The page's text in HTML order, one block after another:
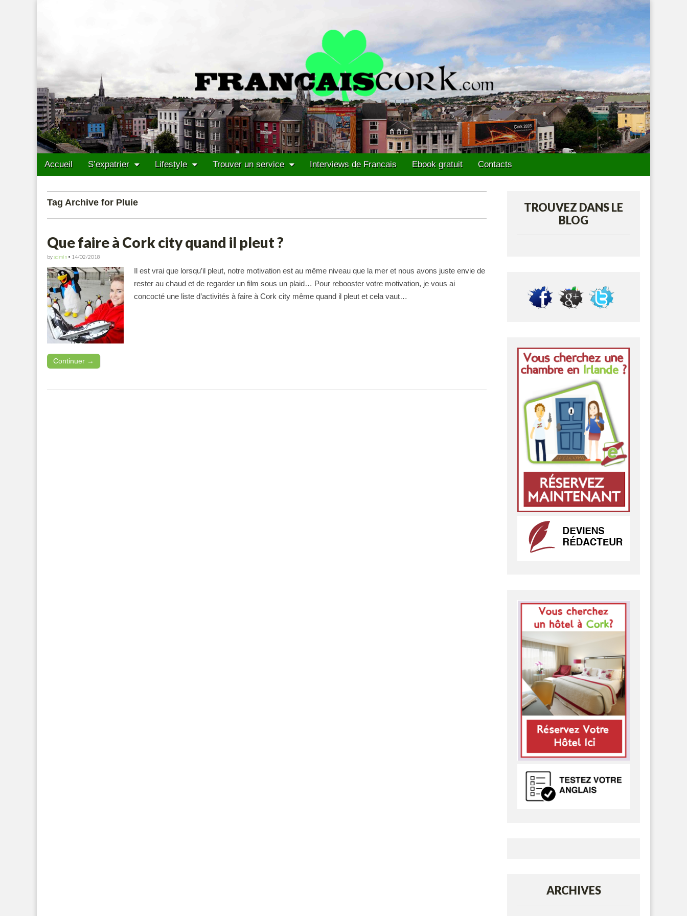
Main menu
Skip to content
Accueil S’expatrier Lifestyle Trouver un service Interviews de Francais Ebook gratuit Contacts
Tag Archive for Pluie
Que faire à Cork city quand il pleut ?
byadmin • 14/02/2018
Il est vrai que lorsqu’il pleut, notre motivation est au même niveau que la mer et nous avons juste envie de
rester au chaud et de regarder un film sous un plaid… Pour rebooster votre motivation, je vous ai
concocté une liste d’activités à faire à Cork city même quand il pleut et cela vaut…
Continuer →
TROUVEZ DANS LE
BLOG
ARCHIVES